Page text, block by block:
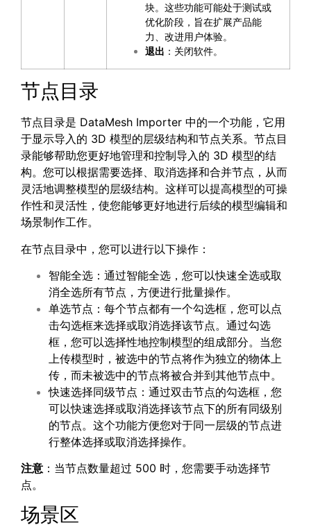
块。这些功能可能处于测试或
优化阶段，旨在扩展产品能
力、改进用户体验。
退出 ：关闭软件。
节点目录
节点目录是 DataMesh Importer 中的一个功能，它用
于显示导入的 3D 模型的层级结构和节点关系。节点目
录能够帮助您更好地管理和控制导入的 3D 模型的结
构。您可以根据需要选择、取消选择和合并节点，从而
灵活地调整模型的层级结构。这样可以提高模型的可操
作性和灵活性，使您能够更好地进行后续的模型编辑和
场景制作工作。
在节点目录中，您可以进行以下操作：
智能全选：通过智能全选，您可以快速全选或取
消全选所有节点，方便进行批量操作。
单选节点：每个节点都有一个勾选框，您可以点
击勾选框来选择或取消选择该节点。通过勾选
框，您可以选择性地控制模型的组成部分。当您
上传模型时，被选中的节点将作为独立的物体上
传，而未被选中的节点将被合并到其他节点中。
快速选择同级节点：通过双击节点的勾选框，您
可以快速选择或取消选择该节点下的所有同级别
的节点。这个功能方便您对于同一层级的节点进
行整体选择或取消选择操作。
注意 ：当节点数量超过 500 时，您需要手动选择节
点。
场景区